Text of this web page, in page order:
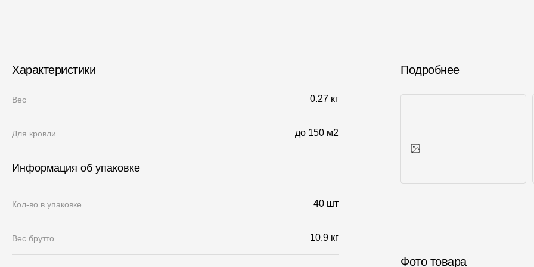
Характеристики
Вес 0.27 кг
Для кровли до 150 м2
Информация об упаковке
Кол-во в упаковке 40 шт
Вес брутто 10.9 кг
Подробнее
Фото товара